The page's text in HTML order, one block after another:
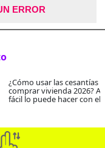
ERROR
¿Cómo usar las cesantías
comprar vivienda 2026?
fácil lo puede hacer con el